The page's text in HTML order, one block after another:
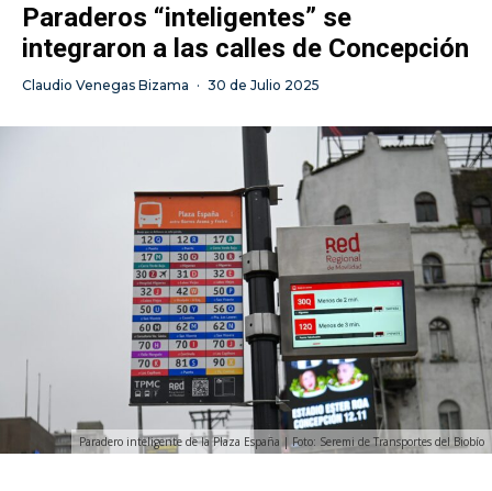
Paraderos “inteligentes” se
integraron a las calles de Concepción
Claudio Venegas Bizama · 30 de Julio 2025
Paradero inteligente de la Plaza España | Foto: Seremi de Transportes del Biobío